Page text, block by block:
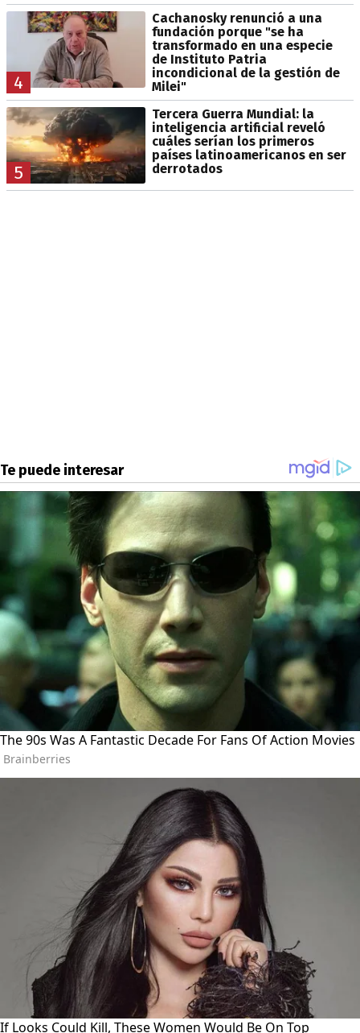
4
Cachanosky renunció a una
fundación porque "se ha
transformado en una especie
de Instituto Patria
incondicional de la gestión de
Milei"
5
Tercera Guerra Mundial: la
inteligencia artificial reveló
cuáles serían los primeros
países latinoamericanos en ser
derrotados